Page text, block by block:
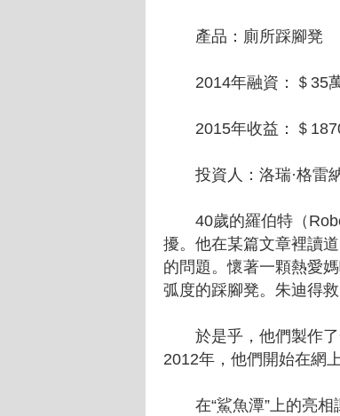
產品：廁所踩腳凳
2014年融資：＄35萬
2015年收益：＄
投資人：洛瑞·格雷
40歲的羅伯特（
擾。他在某篇文章裡讀
的問題。懷著一顆熱愛
弧度的踩腳凳。朱迪得救
於是乎，他們製作了
2012年，他們開始在網
在“鯊魚潭”上的亮相